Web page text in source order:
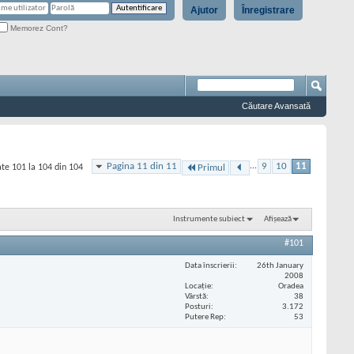
Înregistrare
Ajutor
Memorez Cont?
Căutare Avansată
Pagina 11 din 11 Primul ... 9 10 11
101 la 104 din 104
Instrumente subiect Afișează
#101
Data înscrierii
26th January
2008
Locaţie
Oradea
Vârstă
38
Posturi
3.172
Putere Rep
53